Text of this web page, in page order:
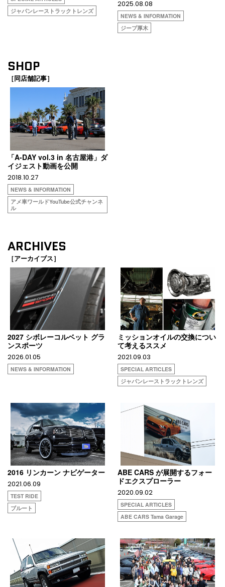
ジャパンレーストラックトレンズ
2025.08.08
NEWS & INFORMATION
ジープ厚木
SHOP
［同店舗記事］
「A-DAY vol.3 in 名古屋港」ダ
イジェスト動画を公開
2018.10.27
NEWS & INFORMATION
アメ車ワールドYouTube公式チャンネ
ル
ARCHIVES
［アーカイブス］
2027 シボレーコルベット グラ
ンスポーツ
2026.01.05
NEWS & INFORMATION
ミッションオイルの交換につい
て考えるススメ
2021.09.03
SPECIAL ARTICLES
ジャパンレーストラックトレンズ
2016 リンカーン ナビゲーター
2021.06.09
TEST RIDE
ブルート
ABE CARS が展開するフォー
ドエクスプローラー
2020.09.02
SPECIAL ARTICLES
ABE CARS Tama Garage